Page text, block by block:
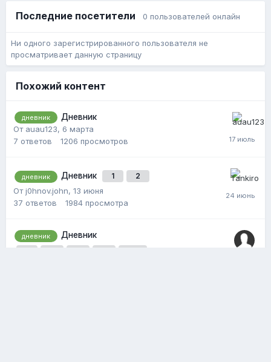
Последние посетители 0 пользователей онлайн
Ни одного зарегистрированного пользователя не
просматривает данную страницу
Похожий контент
дневник
Дневник
От auau123, 6 марта
7 ответов 1206 просмотров
дневник Дневник 1 2
От j0hnov.john, 13 июня
37 ответов 1984 просмотра
дневник Дневник